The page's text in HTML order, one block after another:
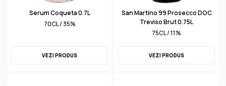
Serum Coqueta 0.7L
70CL / 35%
VEZI PRODUS
San Martino 99 Prosecco DOC
Treviso Brut 0.75L
75CL / 11%
VEZI PRODUS